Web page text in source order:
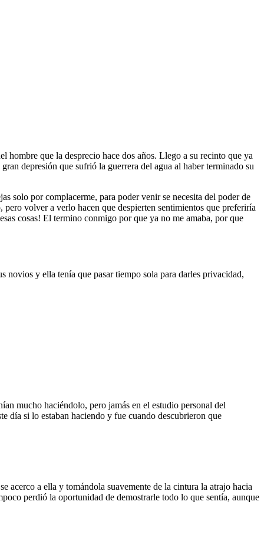
hombre que la desprecio hace dos años. Llego a su recinto que ya
depresión que sufrió la guerrera del agua al haber terminado su
solo por complacerme, para poder venir se necesita del poder de
volver a verlo hacen que despierten sentimientos que preferiría
cosas! El termino conmigo por que ya no me amaba, por que
novios y ella tenía que pasar tiempo sola para darles privacidad,
mucho haciéndolo, pero jamás en el estudio personal del
día si lo estaban haciendo y fue cuando descubrieron que
acerco a ella y tomándola suavemente de la cintura la atrajo hacia
perdió la oportunidad de demostrarle todo lo que sentía, aunque